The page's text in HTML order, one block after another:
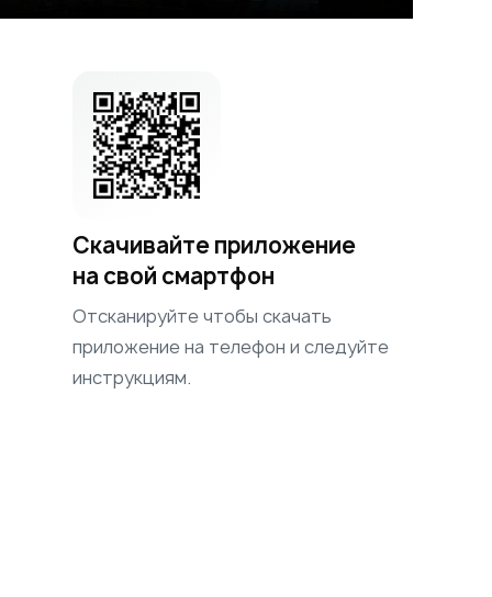
Скачивайте приложение
на свой смартфон
Отсканируйте чтобы скачать
приложение на телефон и следуйте
инструкциям.